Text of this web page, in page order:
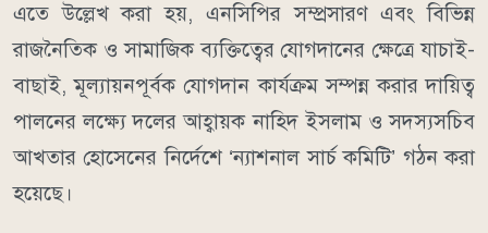
এতে উল্লেখ করা হয়, এনসিপির সম্প্রসারণ এবং বিভিন্ন
রাজনৈতিক ও সামাজিক ব্যক্তিত্বের যোগদানের ক্ষেত্রে যাচাই-
বাছাই, মূল্যায়নপূর্বক যোগদান কার্যক্রম সম্পন্ন করার দায়িত্ব
পালনের লক্ষ্যে দলের আহ্বায়ক নাহিদ ইসলাম ও সদস্যসচিব
আখতার হোসেনের নির্দেশে ‘ন্যাশনাল সার্চ কমিটি’ গঠন করা
হয়েছে।